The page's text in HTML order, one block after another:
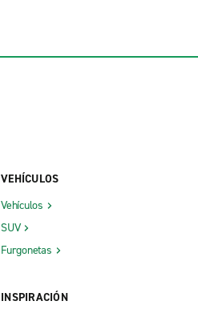
VEHÍCULOS
Vehículos
SUV
Furgonetas
INSPIRACIÓN